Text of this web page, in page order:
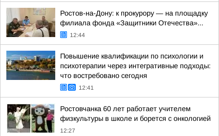
Ростов-на-Дону: к прокурору — на площадку
филиала фонда «Защитники Отечества»...
12:44
Повышение квалификации по психологии и
психотерапии через интегративные подходы:
что востребовано сегодня
12:41
Ростовчанка 60 лет работает учителем
физкультуры в школе и борется с онкологией
12:27